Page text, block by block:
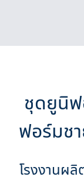
ชุดยูนิ
ฟอร์มช
โรงงานผ